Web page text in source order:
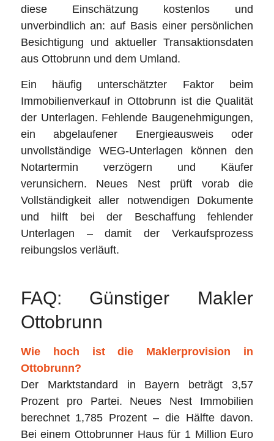
diese Einschätzung kostenlos und
unverbindlich an: auf Basis einer persönlichen
Besichtigung und aktueller Transaktionsdaten
aus Ottobrunn und dem Umland.
Ein häufig unterschätzter Faktor beim
Immobilienverkauf in Ottobrunn ist die Qualität
der Unterlagen. Fehlende Baugenehmigungen,
ein abgelaufener Energieausweis oder
unvollständige WEG-Unterlagen können den
Notartermin verzögern und Käufer
verunsichern. Neues Nest prüft vorab die
Vollständigkeit aller notwendigen Dokumente
und hilft bei der Beschaffung fehlender
Unterlagen – damit der Verkaufsprozess
reibungslos verläuft.
FAQ: Günstiger Makler
Ottobrunn
Wie hoch ist die Maklerprovision in
Ottobrunn?
Der Marktstandard in Bayern beträgt 3,57
Prozent pro Partei. Neues Nest Immobilien
berechnet 1,785 Prozent – die Hälfte davon.
Bei einem Ottobrunner Haus für 1 Million Euro